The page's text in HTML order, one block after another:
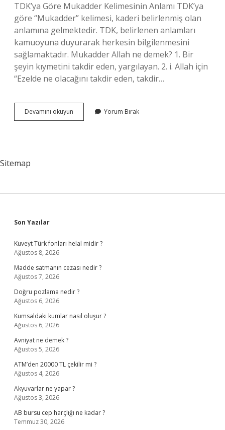
TDK’ya Göre Mukadder Kelimesinin Anlamı TDK’ya
göre “Mukadder” kelimesi, kaderi belirlenmiş olan
anlamına gelmektedir. TDK, belirlenen anlamları
kamuoyuna duyurarak herkesin bilgilenmesini
sağlamaktadır. Mukadder Allah ne demek? 1. Bir
şeyin kıymetini takdir eden, yargılayan. 2. i. Allah için
“Ezelde ne olacağını takdir eden, takdir…
Devamını okuyun Mukaddere
Ne
Yorum Bırak
Sitemap
Sidebar
Son Yazılar
Kuveyt Türk fonları helal midir ?
Ağustos 8, 2026
Madde satmanın cezası nedir ?
Ağustos 7, 2026
Doğru pozlama nedir ?
Ağustos 6, 2026
Kumsaldaki kumlar nasıl oluşur ?
Ağustos 6, 2026
Avniyat ne demek ?
Ağustos 5, 2026
ATM’den 20000 TL çekilir mi ?
Ağustos 4, 2026
Akyuvarlar ne yapar ?
Ağustos 3, 2026
AB bursu cep harçlığı ne kadar ?
Temmuz 30, 2026